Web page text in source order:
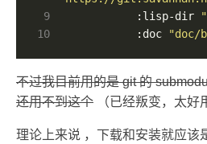
9
            :lisp-dir
10
            :doc
"doc/
不过我目前用的是 git 的
还用不到这个 （已经叛变，太好
理论上来说 ，下载和安装就应该